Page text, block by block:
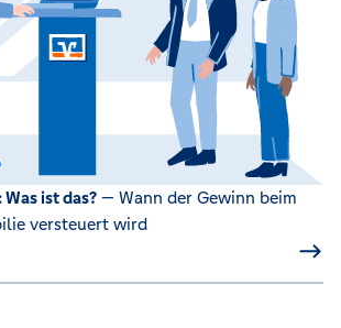
ist das? — Wann der Gewinn beim
versteuert wird